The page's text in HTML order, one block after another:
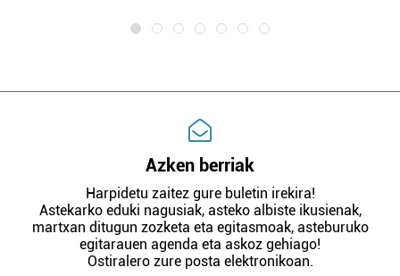
Azken berriak
Harpidetu zaitez gure buletin irekira!
Astekarko eduki nagusiak, asteko albiste ikusienak,
martxan ditugun zozketa eta egitasmoak, asteburuko
egitarauen agenda eta askoz gehiago!
Ostiralero zure posta elektronikoan.